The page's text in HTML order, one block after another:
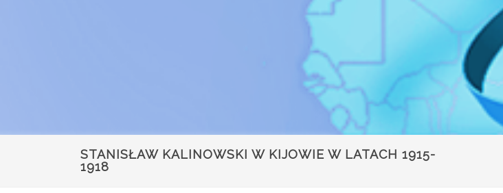
STANISŁAW KALINOWSKI W KIJOWIE W LATACH 1915-
1918